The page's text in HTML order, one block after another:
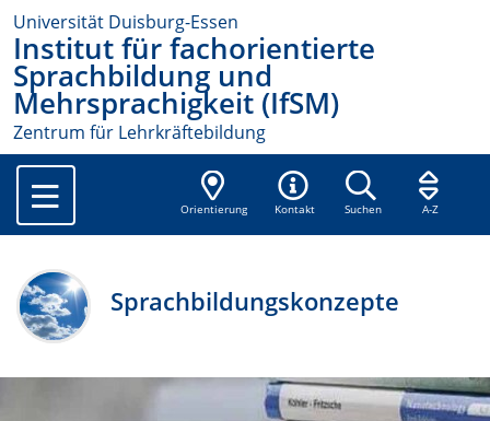
Universität Duisburg-Essen
Institut für fachorientierte
Sprachbildung und
Mehrsprachigkeit (IfSM)
Zentrum für Lehrkräftebildung
Orientierung Kontakt Suchen A-Z
Sprachbildungskonzepte